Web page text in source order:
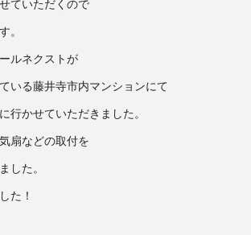
ていただくので
。
ルネクストが
いる藤井寺市内マンションにて
行かせていただきました。
扇などの取付を
した。
た！